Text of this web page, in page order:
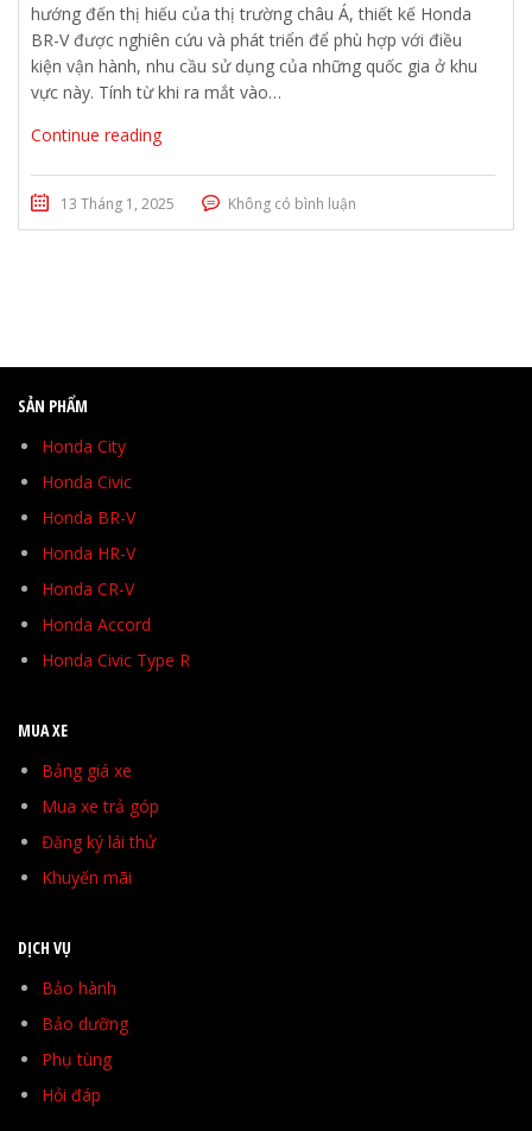
hướng đến thị hiếu của thị trường châu Á, thiết kế Honda
BR-V được nghiên cứu và phát triển để phù hợp với điều
kiện vận hành, nhu cầu sử dụng của những quốc gia ở khu
vực này. Tính từ khi ra mắt vào…
Continue reading
13 Tháng 1, 2025 Không có bình luận
SẢN PHẨM
Honda City
Honda Civic
Honda BR-V
Honda HR-V
Honda CR-V
Honda Accord
Honda Civic Type R
MUA XE
Bảng giá xe
Mua xe trả góp
Đăng ký lái thử
Khuyến mãi
DỊCH VỤ
Bảo hành
Bảo dưỡng
Phụ tùng
Hỏi đáp